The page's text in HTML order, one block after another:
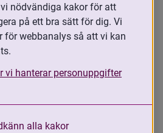
vi råd, handböcker
hjälper dig genom hela
nödvändiga kakor för att
på ett bra sätt för dig. Vi
för webbanalys så att vi kan
vi hanterar personuppgifter
alla kakor